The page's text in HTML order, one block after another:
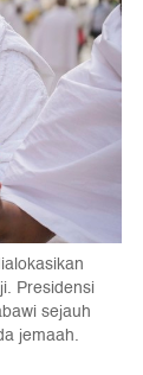
Presidensi
sejauh
jemaah.